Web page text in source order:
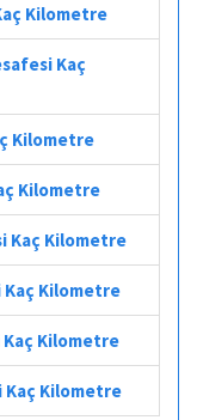
Kilometre
Kaç
Kilometre
Kilometre
Kaç Kilometre
Kaç Kilometre
Kaç Kilometre
Kaç Kilometre